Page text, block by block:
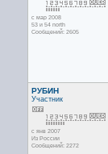
с мар 2008
53 и 54 north
Сообщений: 2605
РУБИН
Участник
с янв 2007
Из России
Сообщений: 2272